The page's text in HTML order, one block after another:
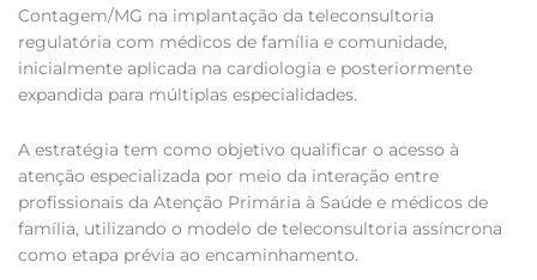
Contagem/MG na implantação da teleconsultoria
regulatória com médicos de família e comunidade,
inicialmente aplicada na cardiologia e posteriormente
expandida para múltiplas especialidades.
A estratégia tem como objetivo qualificar o acesso à
atenção especializada por meio da interação entre
profissionais da Atenção Primária à Saúde e médicos de
família, utilizando o modelo de teleconsultoria assíncrona
como etapa prévia ao encaminhamento.